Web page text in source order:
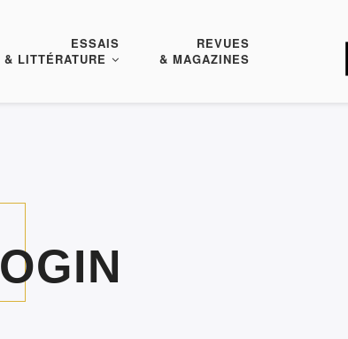
ESSAIS
& LITTÉRATURE
REVUES
& MAGAZINES
OGIN